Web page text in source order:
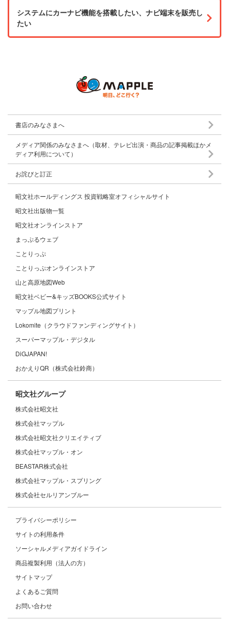
システムにカーナビ機能を搭載したい、ナビ端末を販売し
たい
書店のみなさまへ
メディア関係のみなさまへ（取材、テレビ出演・商品の記事掲載ほかメ
ディア利用について）
お詫びと訂正
昭文社ホールディングス 投資戦略室オフィシャルサイト
昭文社出版物一覧
昭文社オンラインストア
まっぷるウェブ
ことりっぷ
ことりっぷオンラインストア
山と高原地図Web
昭文社ベビー&キッズBOOKS公式サイト
マップル地図プリント
Lokomite（クラウドファンディングサイト）
スーパーマップル・デジタル
DiGJAPAN!
おかえりQR（株式会社鈴商）
昭文社グループ
株式会社昭文社
株式会社マップル
株式会社昭文社クリエイティブ
株式会社マップル・オン
BEASTAR株式会社
株式会社マップル・スプリング
株式会社セルリアンブルー
プライバシーポリシー
サイトの利用条件
ソーシャルメディアガイドライン
商品複製利用（法人の方）
サイトマップ
よくあるご質問
お問い合わせ